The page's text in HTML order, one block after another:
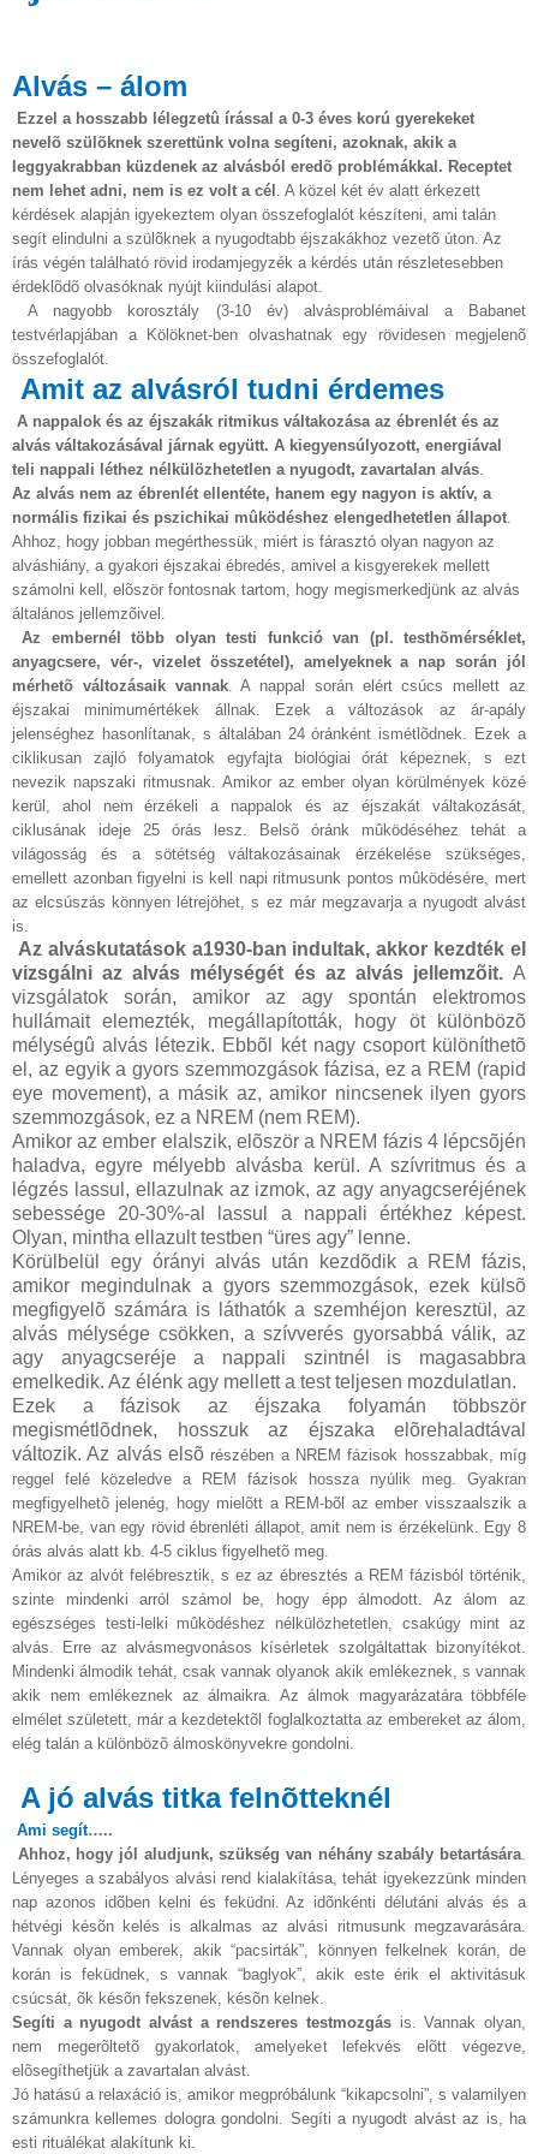
Alvás – álom
Ezzel a hosszabb lélegzetû írással a 0-3 éves korú gyerekeket
nevelõ szülõknek szerettünk volna segíteni, azoknak, akik a
leggyakrabban küzdenek az alvásból eredõ problémákkal. Receptet
nem lehet adni, nem is ez volt a cél . A közel két év alatt érkezett
kérdések alapján igyekeztem olyan összefoglalót készíteni, ami talán
segít elindulni a szülõknek a nyugodtabb éjszakákhoz vezetõ úton. Az
írás végén található rövid irodamjegyzék a kérdés után részletesebben
érdeklõdõ olvasóknak nyújt kiindulási alapot.
A nagyobb korosztály (3-10 év) alvásproblémáival a Babanet
testvérlapjában a Kölöknet-ben olvashatnak egy rövidesen megjelenõ
összefoglalót.
Amit az alvásról tudni érdemes
A nappalok és az éjszakák ritmikus váltakozása az ébrenlét és az
alvás váltakozásával járnak együtt. A kiegyensúlyozott, energiával
teli nappali léthez nélkülözhetetlen a nyugodt, zavartalan alvás.
Az alvás nem az ébrenlét ellentéte, hanem egy nagyon is aktív, a
normális fizikai és pszichikai mûködéshez elengedhetetlen állapot.
Ahhoz, hogy jobban megérthessük, miért is fárasztó olyan nagyon az
alváshiány, a gyakori éjszakai ébredés, amivel a kisgyerekek mellett
számolni kell, elõször fontosnak tartom, hogy megismerkedjünk az alvás
általános jellemzõivel.
Az embernél több olyan testi funkció van (pl. testhõmérséklet,
anyagcsere, vér-, vizelet összetétel), amelyeknek a nap során jól
mérhetõ változásaik vannak. A nappal során elért csúcs mellett az
éjszakai minimumértékek állnak. Ezek a változások az ár-apály
jelenséghez hasonlítanak, s általában 24 óránként ismétlõdnek. Ezek a
ciklikusan zajló folyamatok egyfajta biológiai órát képeznek, s ezt
nevezik napszaki ritmusnak. Amikor az ember olyan körülmények közé
kerül, ahol nem érzékeli a nappalok és az éjszakát váltakozását,
ciklusának ideje 25 órás lesz. Belsõ óránk mûködéséhez tehát a
világosság és a sötétség váltakozásainak érzékelése szükséges,
emellett azonban figyelni is kell napi ritmusunk pontos mûködésére, mert
az elcsúszás könnyen létrejöhet, s ez már megzavarja a nyugodt alvást
is.
Az alváskutatások a1930-ban indultak, akkor kezdték el
vizsgálni az alvás mélységét és az alvás jellemzõit. A
vizsgálatok során, amikor az agy spontán elektromos
hullámait elemezték, megállapították, hogy öt különbözõ
mélységû alvás létezik. Ebbõl két nagy csoport különíthetõ
el, az egyik a gyors szemmozgások fázisa, ez a REM (rapid
eye movement), a másik az, amikor nincsenek ilyen gyors
szemmozgások, ez a NREM (nem REM).
Amikor az ember elalszik, elõször a NREM fázis 4 lépcsõjén
haladva, egyre mélyebb alvásba kerül. A szívritmus és a
légzés lassul, ellazulnak az izmok, az agy anyagcseréjének
sebessége 20-30%-al lassul a nappali értékhez képest.
Olyan, mintha ellazult testben “üres agy” lenne.
Körülbelül egy órányi alvás után kezdõdik a REM fázis,
amikor megindulnak a gyors szemmozgások, ezek külsõ
megfigyelõ számára is láthatók a szemhéjon keresztül, az
alvás mélységecsökken, a szívverés gyorsabbá válik, az
agy anyagcseréje a nappali szintnél is magasabbra
emelkedik. Az élénk agy mellett a test teljesen mozdulatlan.
Ezek a fázisok az éjszaka folyamán többször
megismétlõdnek, hosszuk az éjszaka elõrehaladtával
változik. Az alvás elsõ részében a NREM fázisok hosszabbak, míg
reggel felé közeledve a REM fázisok hossza nyúlik meg. Gyakran
megfigyelhetõ jelenég, hogy mielõtt a REM-bõl az ember visszaalszik a
NREM-be, van egy rövid ébrenléti állapot, amit nem is érzékelünk. Egy 8
órás alvás alatt kb. 4-5 ciklus figyelhetõ meg.
Amikor az alvót felébresztik, s ez az ébresztés a REM fázisból történik,
szinte mindenki arról számol be, hogy épp álmodott. Az álom az
egészséges testi-lelki mûködéshez nélkülözhetetlen, csakúgy mint az
alvás. Erre az alvásmegvonásos kísérletek szolgáltattak bizonyítékot.
Mindenki álmodik tehát, csak vannak olyanok akik emlékeznek, s vannak
akik nem emlékeznek az álmaikra. Az álmok magyarázatára többféle
elmélet született, már a kezdetektõl foglalkoztatta az embereket az álom,
elég talán a különbözõ álmoskönyvekre gondolni.
A jó alvás titka felnõtteknél
Ami segít…..
Ahhoz, hogy jól aludjunk, szükség van néhány szabály betartására.
Lényeges a szabályos alvási rend kialakítása, tehát igyekezzünk minden
nap azonos idõben kelni és feküdni. Az idõnkénti délutáni alvás és a
hétvégi késõn kelés is alkalmas az alvási ritmusunk megzavarására.
Vannak olyan emberek, akik “pacsirták”, könnyen felkelnek korán, de
korán is feküdnek, s vannak “baglyok”, akik este érik el aktivitásuk
csúcsát, õk késõn fekszenek, késõn kelnek.
Segíti a nyugodt alvást a rendszeres testmozgás is. Vannak olyan,
nem megerõltetõ gyakorlatok, amelyeket lefekvés elõtt végezve,
elõsegíthetjük a zavartalan alvást.
Jó hatású a relaxáció is, amikor megpróbálunk “kikapcsolni”, s valamilyen
számunkra kellemes dologra gondolni. Segíti a nyugodt alvást az is, ha
esti rituálékat alakítunk ki.